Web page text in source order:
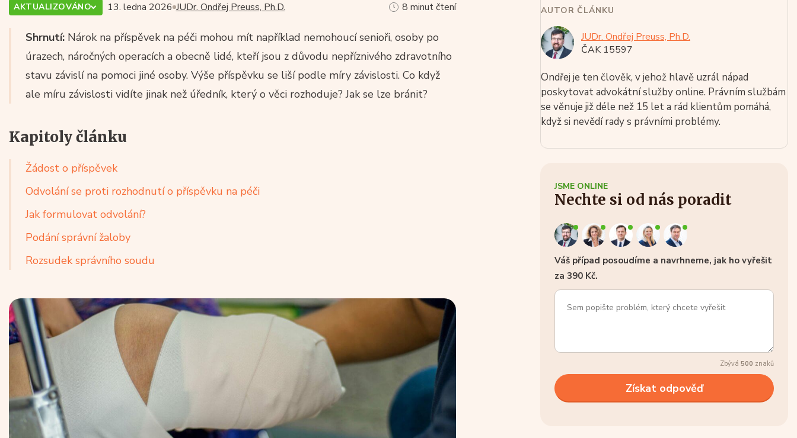
JUDr. Ondřej Preuss, Ph.D.
AKTUALIZOVÁNO 13. ledna 2026 8 minut čtení
Shrnutí: Nárok na příspěvek na péči mohou mít například nemohoucí senioři, osoby po
úrazech, náročných operacích a obecně lidé, kteří jsou z důvodu nepříznivého zdravotního
stavu závislí na pomoci jiné osoby. Výše příspěvku se liší podle míry závislosti. Co když
ale míru závislosti vidíte jinak než úředník, který o věci rozhoduje? Jak se lze bránit?
Kapitoly článku
Žádost o příspěvek
Odvolání se proti rozhodnutí o příspěvku na péči
Jak formulovat odvolání?
Podání správní žaloby
Rozsudek správního soudu
AUTOR ČLÁNKU
JUDr. Ondřej Preuss, Ph.D.
ČAK 15597
Ondřej je ten člověk, v jehož hlavě uzrál nápad
poskytovat advokátní služby online. Právním službám
se věnuje již déle než 15 let a rád klientům pomáhá,
když si nevědí rady s právními problémy.
JSME ONLINE
Nechte si od nás poradit
Váš případ posoudíme a navrhneme, jak ho vyřešit
za 390 Kč.
Zbývá 500 znaků